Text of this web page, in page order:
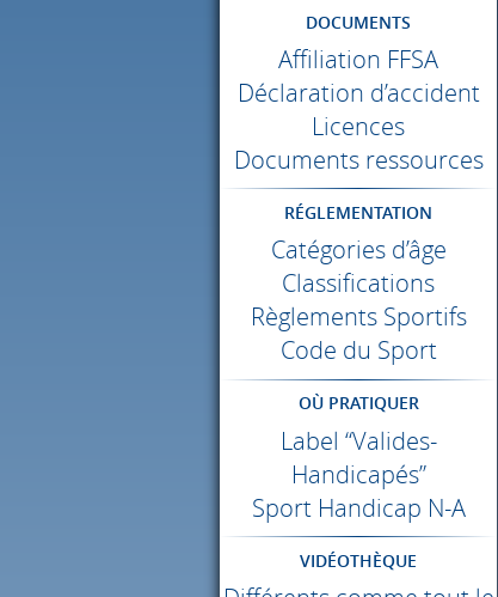
DOCUMENTS
Affiliation FFSA
Déclaration d’accident
Licences
Documents ressources
RÉGLEMENTATION
Catégories d’âge
Classifications
Règlements Sportifs
Code du Sport
OÙ PRATIQUER
Label “Valides-
Handicapés”
Sport Handicap N-A
VIDÉOTHÈQUE